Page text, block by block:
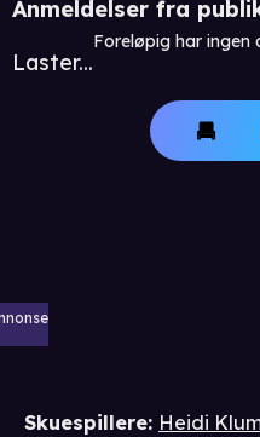
Anmeldelser fra
Laster...
Foreløpig har ingen
Skuespillere: Heidi